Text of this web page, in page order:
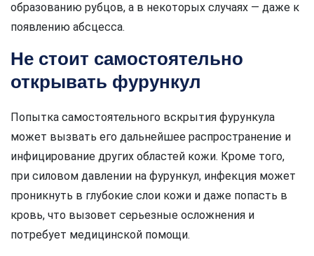
образованию рубцов, а в некоторых случаях — даже к
появлению абсцесса.
Не стоит самостоятельно
открывать фурункул
Попытка самостоятельного вскрытия фурункула
может вызвать его дальнейшее распространение и
инфицирование других областей кожи. Кроме того,
при силовом давлении на фурункул, инфекция может
проникнуть в глубокие слои кожи и даже попасть в
кровь, что вызовет серьезные осложнения и
потребует медицинской помощи.